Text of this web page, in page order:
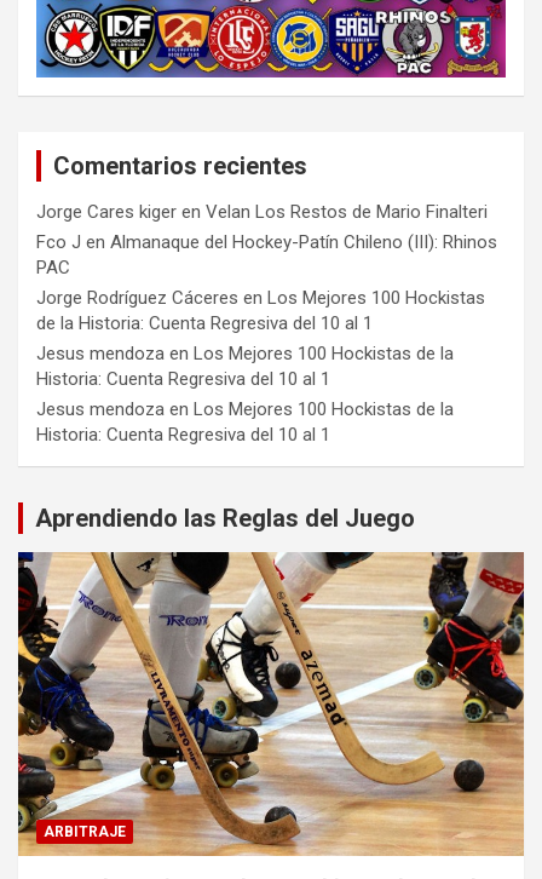
Comentarios recientes
Jorge Cares kiger en Velan Los Restos de Mario Finalteri
Fco J en Almanaque del Hockey-Patín Chileno (III): Rhinos
PAC
Jorge Rodríguez Cáceres en Los Mejores 100 Hockistas
de la Historia: Cuenta Regresiva del 10 al 1
Jesus mendoza en Los Mejores 100 Hockistas de la
Historia: Cuenta Regresiva del 10 al 1
Jesus mendoza en Los Mejores 100 Hockistas de la
Historia: Cuenta Regresiva del 10 al 1
Aprendiendo las Reglas del Juego
ARBITRAJE